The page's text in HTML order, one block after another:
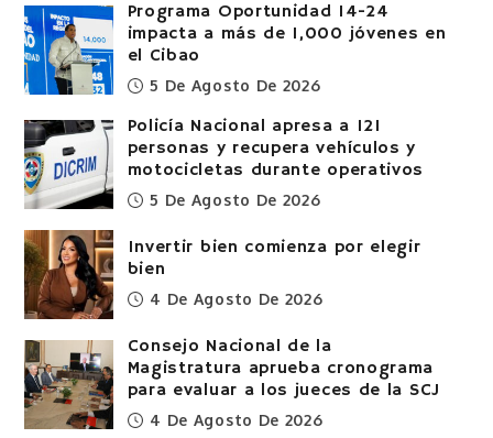
Programa Oportunidad 14-24
impacta a más de 1,000 jóvenes en
el Cibao
5 De Agosto De 2026
Policía Nacional apresa a 121
personas y recupera vehículos y
motocicletas durante operativos
5 De Agosto De 2026
Invertir bien comienza por elegir
bien
4 De Agosto De 2026
Consejo Nacional de la
Magistratura aprueba cronograma
para evaluar a los jueces de la SCJ
4 De Agosto De 2026